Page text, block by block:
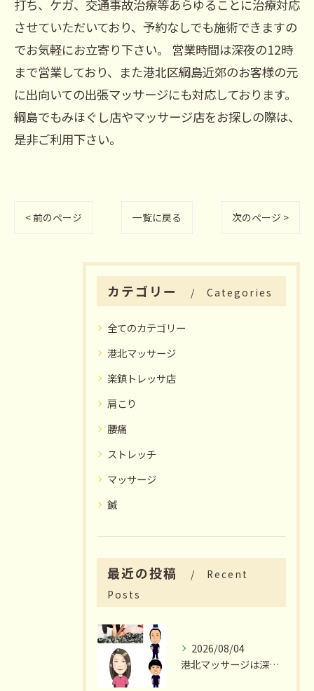
打ち、ケガ、交通事故治療等あらゆることに治療対応
させていただいており、予約なしでも施術できますの
でお気軽にお立寄り下さい。 営業時間は深夜の12時
まで営業しており、また港北区綱島近郊のお客様の元
に出向いての出張マッサージにも対応しております。
綱島でもみほぐし店やマッサージ店をお探しの際は、
是非ご利用下さい。
< 前のページ 一覧に戻る 次のページ >
カテゴリー Categories
全てのカテゴリー
港北マッサージ
楽鎮トレッサ店
肩こり
腰痛
ストレッチ
マッサージ
鍼
最近の投稿
Recent
Posts
2026/08/04
港北マッサージは深夜23時まで営業いたします